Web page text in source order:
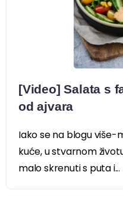
[Video] Salata s
od ajvara
Iako se na blogu više-
kuće, u stvarnom
malo skrenuti s puta i...